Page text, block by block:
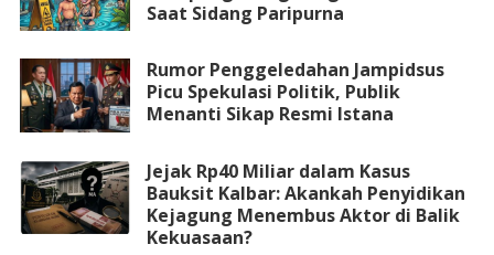
Saat Sidang Paripurna
Rumor Penggeledahan Jampidsus
Picu Spekulasi Politik, Publik
Menanti Sikap Resmi Istana
Jejak Rp40 Miliar dalam Kasus
Bauksit Kalbar: Akankah Penyidikan
Kejagung Menembus Aktor di Balik
Kekuasaan?